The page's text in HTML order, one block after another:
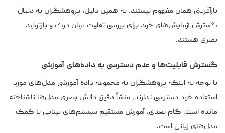
بازآفرینی همان مفهوم نیستند. به همین دلیل، پژوهشگران به دنبال
گسترش آزمایش‌های خود برای بررسی تفاوت میان درک و بازتولید
بصری هستند.
گسترش قابلیت‌ها و عدم دسترسی به داده‌های آموزشی
با توجه به اینکه پژوهشگران به مجموعه داده آموزشی مدل‌های مورد
استفاده خود دسترسی ندارند، منشأ دقیق دانش بصری مدل‌ها ناشناخته
مانده است. گام بعدی، آموزش مستقیم سیستم‌های بینایی با کمک
مدل‌های زبانی است.